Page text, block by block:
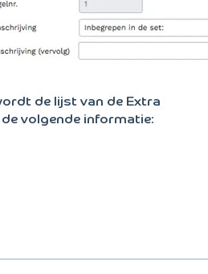
de lijst van de Extra
volgende informatie: